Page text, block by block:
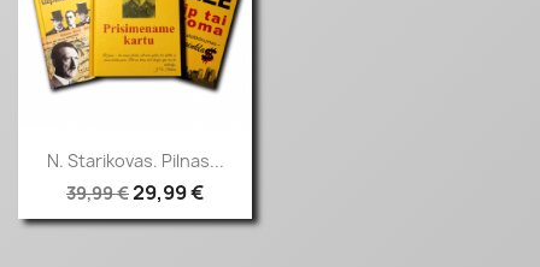
Greita peržiūra
N. Starikovas. Pilnas...
39,99 €29,99 €